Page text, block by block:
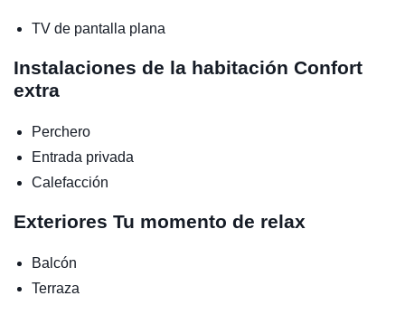
TV de pantalla plana
Instalaciones de la habitación Confort
extra
Perchero
Entrada privada
Calefacción
Exteriores Tu momento de relax
Balcón
Terraza